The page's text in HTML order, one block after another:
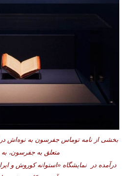
بخشی از نامه‌ توماس جفرسون به نوه‌اش
متعلق به جفرسون،
درآمده در نمایشگاه «استوانه کوروش و